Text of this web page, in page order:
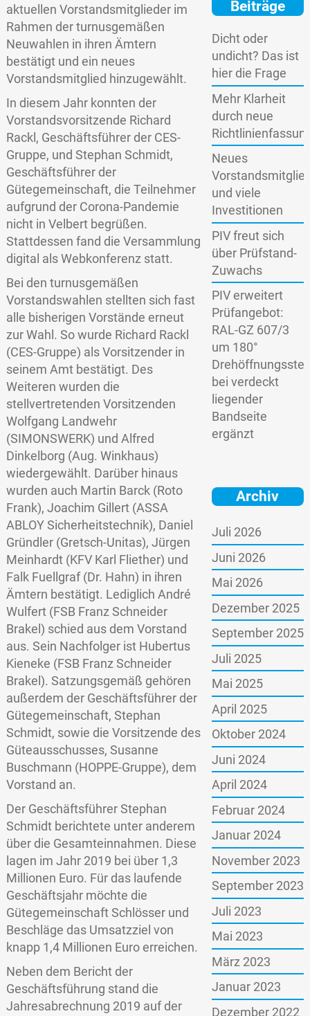
aktuellen Vorstandsmitglieder im
Rahmen der turnusgemäßen
Neuwahlen in ihren Ämtern
bestätigt und ein neues
Vorstandsmitglied hinzugewählt.
In diesem Jahr konnten der
Vorstandsvorsitzende Richard
Rackl, Geschäftsführer der CES-
Gruppe, und Stephan Schmidt,
Geschäftsführer der
Gütegemeinschaft, die Teilnehmer
aufgrund der Corona-Pandemie
nicht in Velbert begrüßen.
Stattdessen fand die Versammlung
digital als Webkonferenz statt.
Bei den turnusgemäßen
Vorstandswahlen stellten sich fast
alle bisherigen Vorstände erneut
zur Wahl. So wurde Richard Rackl
(CES-Gruppe) als Vorsitzender in
seinem Amt bestätigt. Des
Weiteren wurden die
stellvertretenden Vorsitzenden
Wolfgang Landwehr
(SIMONSWERK) und Alfred
Dinkelborg (Aug. Winkhaus)
wiedergewählt. Darüber hinaus
wurden auch Martin Barck (Roto
Frank), Joachim Gillert (ASSA
ABLOY Sicherheitstechnik), Daniel
Gründler (Gretsch-Unitas), Jürgen
Meinhardt (KFV Karl Fliether) und
Falk Fuellgraf (Dr. Hahn) in ihren
Ämtern bestätigt. Lediglich André
Wulfert (FSB Franz Schneider
Brakel) schied aus dem Vorstand
aus. Sein Nachfolger ist Hubertus
Kieneke (FSB Franz Schneider
Brakel). Satzungsgemäß gehören
außerdem der Geschäftsführer der
Gütegemeinschaft, Stephan
Schmidt, sowie die Vorsitzende des
Güteausschusses, Susanne
Buschmann (HOPPE-Gruppe), dem
Vorstand an.
Der Geschäftsführer Stephan
Schmidt berichtete unter anderem
über die Gesamteinnahmen. Diese
lagen im Jahr 2019 bei über 1,3
Millionen Euro. Für das laufende
Geschäftsjahr möchte die
Gütegemeinschaft Schlösser und
Beschläge das Umsatzziel von
knapp 1,4 Millionen Euro erreichen.
Neben dem Bericht der
Geschäftsführung stand die
Jahresabrechnung 2019 auf der
Beiträge
Dicht oder
undicht? Das ist
hier die Frage
Mehr Klarheit
durch neue
Neues
und viele
Investitionen
PIV freut sich
über Prüfstand-
Zuwachs
PIV erweitert
Prüfangebot:
RAL-GZ 607/3
um 180°
bei verdeckt
liegender
Bandseite
ergänzt
Archiv
Juli 2026
Juni 2026
Mai 2026
Dezember 2025
September 2025
Juli 2025
Mai 2025
April 2025
Oktober 2024
Juni 2024
April 2024
Februar 2024
Januar 2024
November 2023
September 2023
Juli 2023
Mai 2023
März 2023
Januar 2023
Dezember 2022